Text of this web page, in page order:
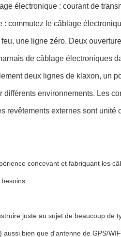
électronique : courant de
commutez le câblage
une ligne zéro. Deux
de câblage électroniques
deux lignes de klaxon, un
environnements. Les
revêtements externes sont unité
concevant et fabriquant les
juste au sujet de beaucoup de
bien que d'antenne de GPS/